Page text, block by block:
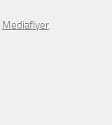
Mediaflyer.